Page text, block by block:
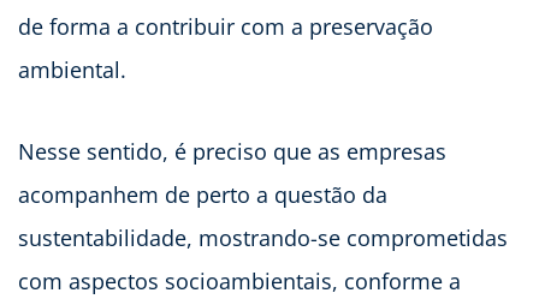
de forma a contribuir com a preservação
ambiental.
Nesse sentido, é preciso que as empresas
acompanhem de perto a questão da
sustentabilidade, mostrando-se comprometidas
com aspectos socioambientais, conforme a